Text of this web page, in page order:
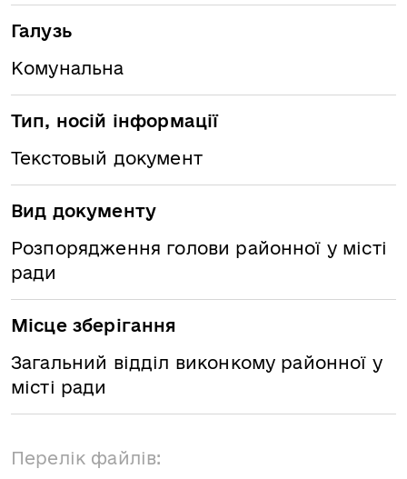
Галузь
Комунальна
Тип, носій інформації
Текстовый документ
Вид документу
Розпорядження голови районної у місті
ради
Місце зберігання
Загальний відділ виконкому районної у
місті ради
Перелік файлів: